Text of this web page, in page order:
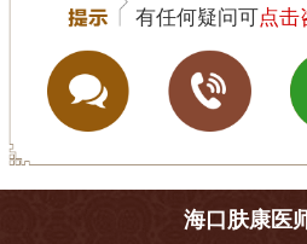
有任何疑问可点击
海口肤康医